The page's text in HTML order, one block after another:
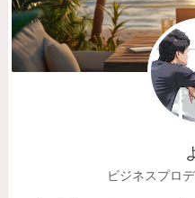
ビジネスプロ